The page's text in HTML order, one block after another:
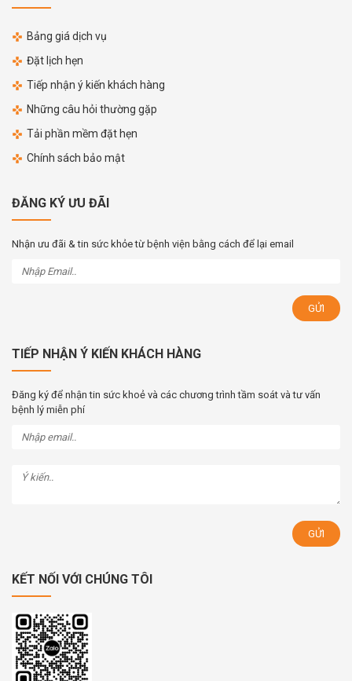
Bảng giá dịch vụ
Đặt lịch hẹn
Tiếp nhận ý kiến khách hàng
Những câu hỏi thường gặp
Tải phần mềm đặt hẹn
Chính sách bảo mật
ĐĂNG KÝ ƯU ĐÃI
Nhận ưu đãi & tin sức khỏe từ bệnh viện bằng cách để lại email
TIẾP NHẬN Ý KIẾN KHÁCH HÀNG
Đăng ký để nhận tin sức khoẻ và các chương trình tầm soát và tư vấn
bệnh lý miễn phí
KẾT NỐI VỚI CHÚNG TÔI